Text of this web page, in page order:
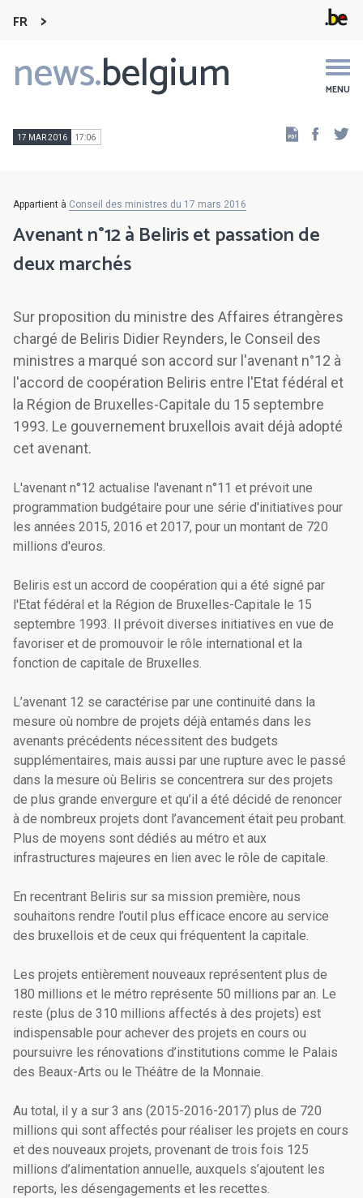
FR
news.belgium MENU
Main
navigation
17 MAR 2016 17:06
Appartient à Conseil des ministres du 17 mars 2016
Avenant n°12 à Beliris et passation de
deux marchés
Sur proposition du ministre des Affaires étrangères
chargé de Beliris Didier Reynders, le Conseil des
ministres a marqué son accord sur l'avenant n°12 à
l'accord de coopération Beliris entre l'Etat fédéral et
la Région de Bruxelles-Capitale du 15 septembre
1993. Le gouvernement bruxellois avait déjà adopté
cet avenant.
L'avenant n°12 actualise l'avenant n°11 et prévoit une
programmation budgétaire pour une série d'initiatives pour
les années 2015, 2016 et 2017, pour un montant de 720
millions d'euros.
Beliris est un accord de coopération qui a été signé par
l'Etat fédéral et la Région de Bruxelles-Capitale le 15
septembre 1993. Il prévoit diverses initiatives en vue de
favoriser et de promouvoir le rôle international et la
fonction de capitale de Bruxelles.
L’avenant 12 se caractérise par une continuité dans la
mesure où nombre de projets déjà entamés dans les
avenants précédents nécessitent des budgets
supplémentaires, mais aussi par une rupture avec le passé
dans la mesure où Beliris se concentrera sur des projets
de plus grande envergure et qu’il a été décidé de renoncer
à de nombreux projets dont l’avancement était peu probant.
Plus de moyens sont dédiés au métro et aux
infrastructures majeures en lien avec le rôle de capitale.
En recentrant Beliris sur sa mission première, nous
souhaitons rendre l’outil plus efficace encore au service
des bruxellois et de ceux qui fréquentent la capitale.
Les projets entièrement nouveaux représentent plus de
180 millions et le métro représente 50 millions par an. Le
reste (plus de 310 millions affectés à des projets) est
indispensable pour achever des projets en cours ou
poursuivre les rénovations d’institutions comme le Palais
des Beaux-Arts ou le Théâtre de la Monnaie.
Au total, il y a sur 3 ans (2015-2016-2017) plus de 720
millions qui sont affectés pour réaliser les projets en cours
et des nouveaux projets, provenant de trois fois 125
millions d’alimentation annuelle, auxquels s’ajoutent les
reports, les désengagements et les recettes.